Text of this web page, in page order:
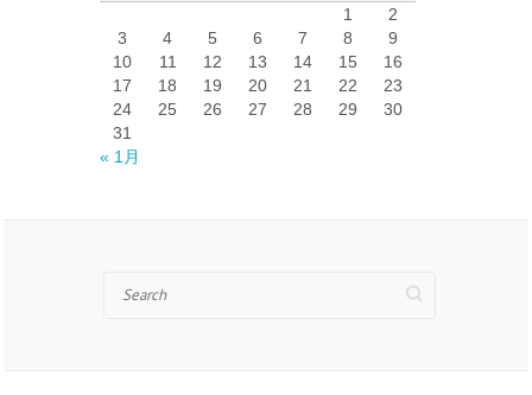
1
2
3
4 5 6 7 8
9
10
11 12 13 14 15
16
17
18 19 20 21 22
23
24
25 26 27 28 29
30
31
« 1月